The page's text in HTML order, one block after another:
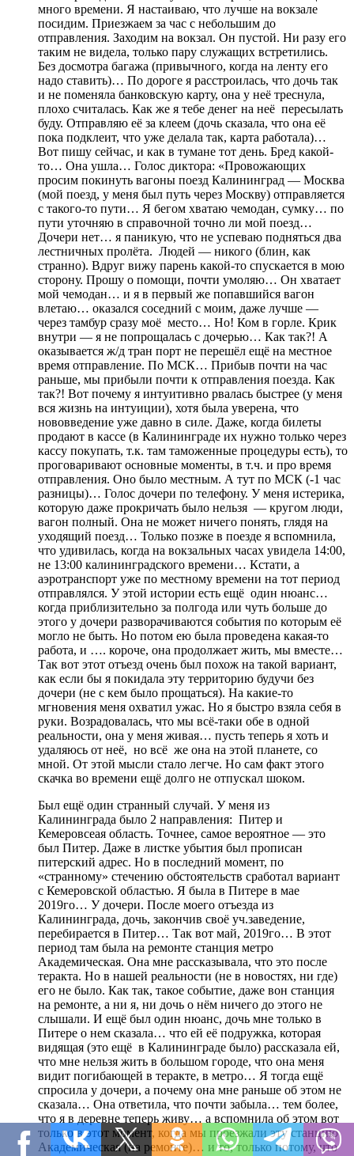
много времени. Я настаиваю, что лучше на вокзале
посидим. Приезжаем за час с небольшим до
отправления. Заходим на вокзал. Он пустой. Ни разу его
таким не видела, только пару служащих встретились.
Без досмотра багажа (привычного, когда на ленту его
надо ставить)… По дороге я расстроилась, что дочь так
и не поменяла банковскую карту, она у неё треснула,
плохо считалась. Как же я тебе денег на неё пересылать
буду. Отправляю её за клеем (дочь сказала, что она её
пока подклеит, что уже делала так, карта работала)…
Вот пишу сейчас, и как в тумане тот день. Бред какой-
то… Она ушла… Голос диктора: «Провожающих
просим покинуть вагоны поезд Калининград — Москва
(мой поезд, у меня был путь через Москву) отправляется
с такого-то пути… Я бегом хватаю чемодан, сумку… по
пути уточняю в справочной точно ли мой поезд…
Дочери нет… я паникую, что не успеваю подняться два
лестничных пролёта. Людей — никого (блин, как
странно). Вдруг вижу парень какой-то спускается в мою
сторону. Прошу о помощи, почти умоляю… Он хватает
мой чемодан… и я в первый же попавшийся вагон
влетаю… оказался соседний с моим, даже лучше —
через тамбур сразу моё место… Но! Ком в горле. Крик
внутри — я не попрощалась с дочерью… Как так?! А
оказывается ж/д тран порт не перешёл ещё на местное
время отправление. По МСК… Прибыв почти на час
раньше, мы прибыли почти к отправления поезда. Как
так?! Вот почему я интуитивно рвалась быстрее (у меня
вся жизнь на интуиции), хотя была уверена, что
нововведение уже давно в силе. Даже, когда билеты
продают в кассе (в Калининграде их нужно только через
кассу покупать, т.к. там таможенные процедуры есть), то
проговаривают основные моменты, в т.ч. и про время
отправления. Оно было местным. А тут по МСК (-1 час
разницы)… Голос дочери по телефону. У меня истерика,
которую даже прокричать было нельзя — кругом люди,
вагон полный. Она не может ничего понять, глядя на
уходящий поезд… Только позже в поезде я вспомнила,
что удивилась, когда на вокзальных часах увидела 14:00,
не 13:00 калининградского времени… Кстати, а
аэротранспорт уже по местному времени на тот период
отправлялся. У этой истории есть ещё один нюанс…
когда приблизительно за полгода или чуть больше до
этого у дочери разворачиваются события по которым её
могло не быть. Но потом ею была проведена какая-то
работа, и …. короче, она продолжает жить, мы вместе…
Так вот этот отъезд очень был похож на такой вариант,
как если бы я покидала эту территорию будучи без
дочери (не с кем было прощаться). На какие-то
мгновения меня охватил ужас. Но я быстро взяла себя в
руки. Возрадовалась, что мы всё-таки обе в одной
реальности, она у меня живая… пусть теперь я хоть и
удаляюсь от неё, но всё же она на этой планете, со
мной. От этой мысли стало легче. Но сам факт этого
скачка во времени ещё долго не отпускал шоком.
Был ещё один странный случай. У меня из
Калининграда было 2 направления: Питер и
Кемеровсеая область. Точнее, самое вероятное — это
был Питер. Даже в листке убытия был прописан
питерский адрес. Но в последний момент, по
«странному» стечению обстоятельств сработал вариант
с Кемеровской областью. Я была в Питере в мае
2019го… У дочери. После моего отъезда из
Калининграда, дочь, закончив своё уч.заведение,
перебирается в Питер… Так вот май, 2019го… В этот
период там была на ремонте станция метро
Академическая. Она мне рассказывала, что это после
теракта. Но в нашей реальности (не в новостях, ни где)
его не было. Как так, такое событие, даже вон станция
на ремонте, а ни я, ни дочь о нём ничего до этого не
слышали. И ещё был один нюанс, дочь мне только в
Питере о нем сказала… что ей её подружка, которая
видящая (это ещё в Калининграде было) рассказала ей,
что мне нельзя жить в большом городе, что она меня
видит погибающей в теракте, в метро… Я тогда ещё
спросила у дочери, а почему она мне раньше об этом не
сказала… Она ответила, что почти забыла… тем более,
что я в деревне теперь живу… а вспомнила об этом вот
только в этот момент, когда мы проезжали эту станцию
Академическая (на ремонте)… и то, только потому, что